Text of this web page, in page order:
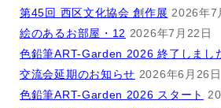
第45回 西区文化協会 創作展 2026年7
絵のあるお部屋・12 2026年7月22日
色鉛筆ART-Garden 2026 終了しまし
交流会延期のお知らせ 2026年6月26日
色鉛筆ART-Garden 2026 スタート